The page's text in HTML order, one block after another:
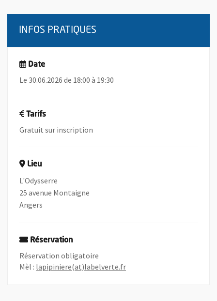
INFOS PRATIQUES
Date
Le 30.06.2026 de 18:00 à 19:30
Tarifs
Gratuit sur inscription
Lieu
L'Odysserre
25 avenue Montaigne
Angers
Réservation
Réservation obligatoire
Mèl : lapipiniere(at)labelverte.fr, Ouvre une nouvelle
, Ouvre une nouvelle